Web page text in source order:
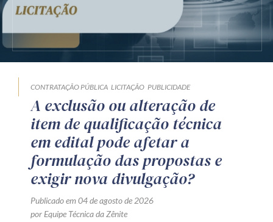
CONTRATAÇÃO PÚBLICA LICITAÇÃO PUBLICIDADE
A exclusão ou alteração de
item de qualificação técnica
em edital pode afetar a
formulação das propostas e
exigir nova divulgação?
Publicado em 04 de agosto de 2026
por Equipe Técnica da Zênite